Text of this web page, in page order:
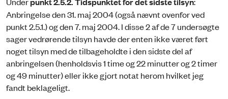
Anbringelse den 31. maj 2004 (også nævnt ovenfor ved
punkt 2.5.1.) og den 7. maj 2004. I disse 2 af de 7 undersøgte
sager vedrørende tilsyn havde der enten ikke været ført
noget tilsyn med de tilbageholdte i den sidste del af
anbringelsen (henholdsvis 1 time og 22 minutter og 2 timer
og 49 minutter) eller ikke gjort notat herom hvilket jeg
fandt beklageligt.